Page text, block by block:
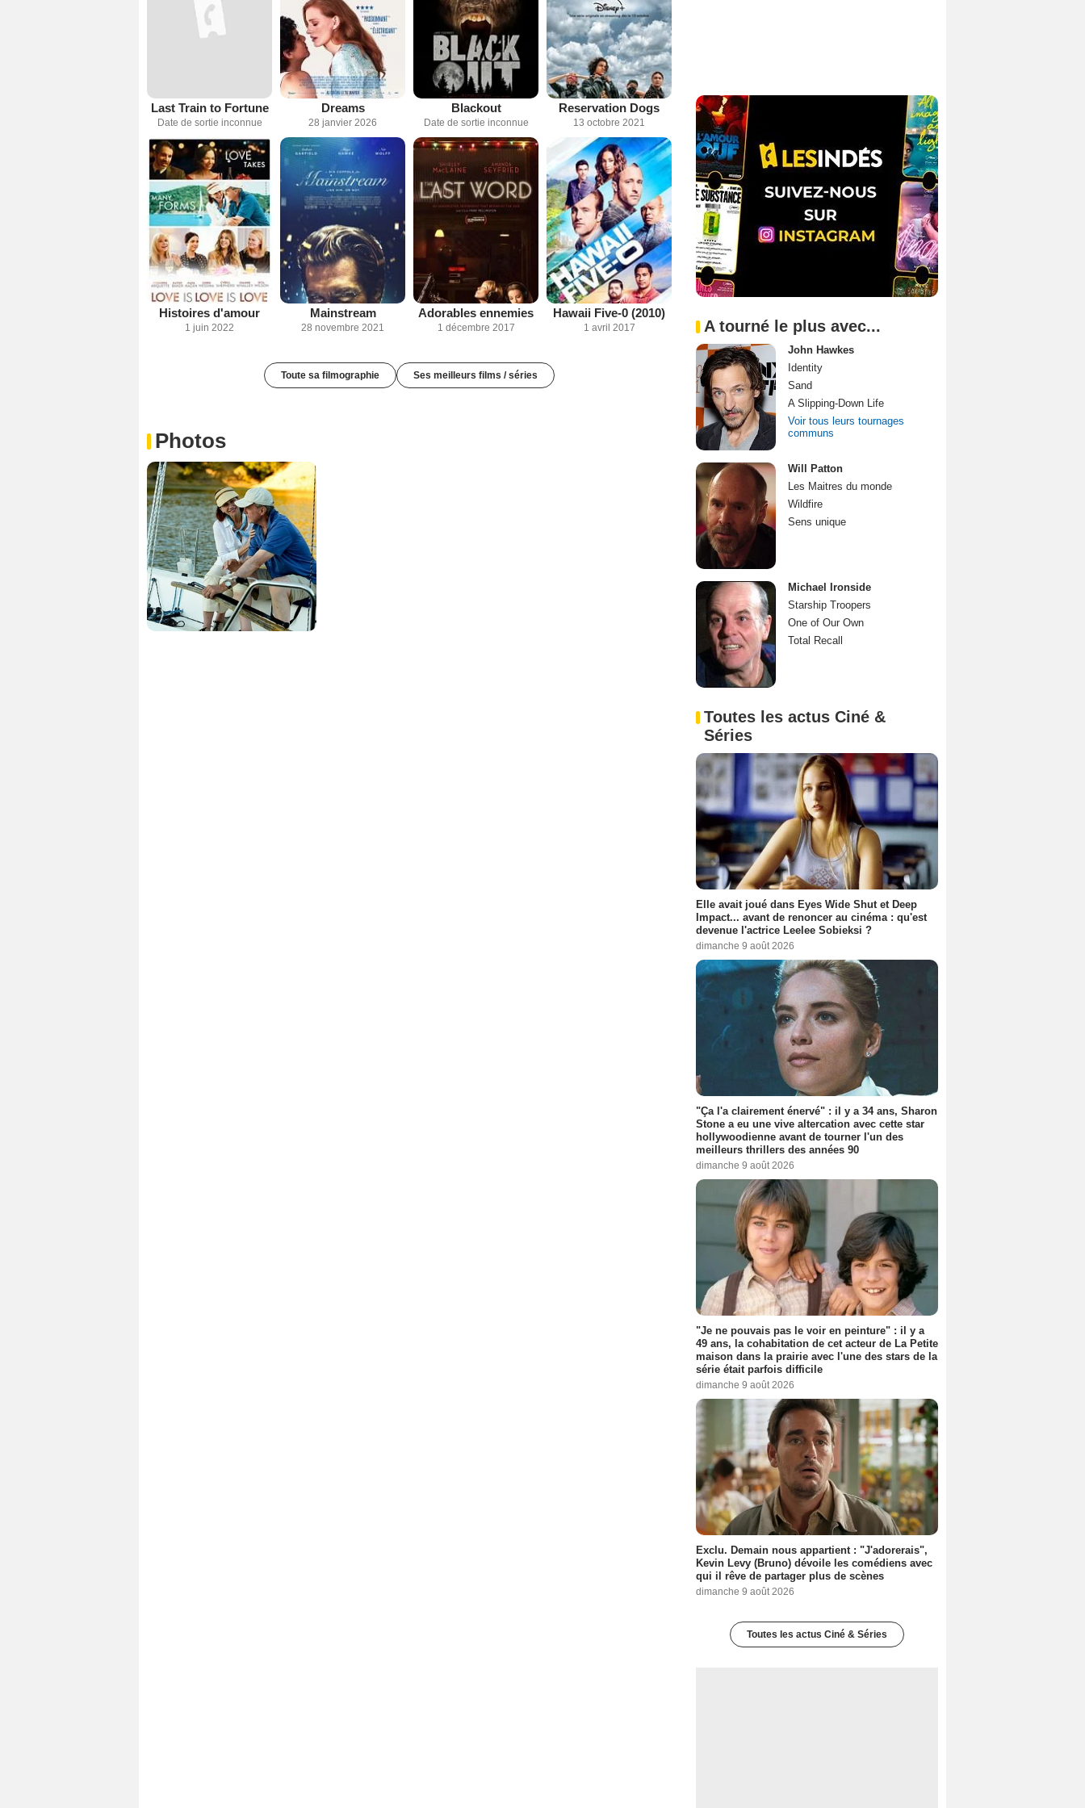
Last Train to Fortune
Date de sortie inconnue
Dreams
28 janvier 2026
Blackout
Date de sortie inconnue
Reservation Dogs
13 octobre 2021
Histoires d'amour
1 juin 2022
Mainstream
28 novembre 2021
Adorables ennemies
1 décembre 2017
Hawaii Five-0 (2010)
1 avril 2017
Toute sa filmographie Ses meilleurs films / séries
Photos
A tourné le plus avec...
John Hawkes
Identity
Sand
A Slipping-Down Life
Voir tous leurs tournages
communs
Will Patton
Les Maitres du monde
Wildfire
Sens unique
Michael Ironside
Starship Troopers
One of Our Own
Total Recall
Toutes les actus Ciné &
Séries
Elle avait joué dans Eyes Wide Shut et Deep
Impact... avant de renoncer au cinéma : qu'est
devenue l'actrice Leelee Sobieksi ?
dimanche 9 août 2026
"Ça l'a clairement énervé" : il y a 34 ans, Sharon
Stone a eu une vive altercation avec cette star
hollywoodienne avant de tourner l'un des
meilleurs thrillers des années 90
dimanche 9 août 2026
"Je ne pouvais pas le voir en peinture" : il y a
49 ans, la cohabitation de cet acteur de La Petite
maison dans la prairie avec l'une des stars de la
série était parfois difficile
dimanche 9 août 2026
Exclu. Demain nous appartient : "J'adorerais",
Kevin Levy (Bruno) dévoile les comédiens avec
qui il rêve de partager plus de scènes
dimanche 9 août 2026
Toutes les actus Ciné & Séries